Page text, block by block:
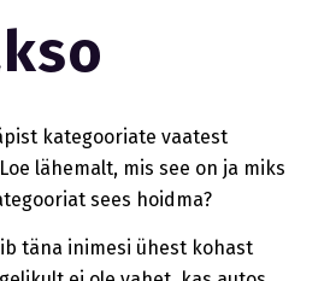
kategooriate vaatest
lähemalt, mis see on ja miks
sees hoidma?
täna inimesi ühest kohast